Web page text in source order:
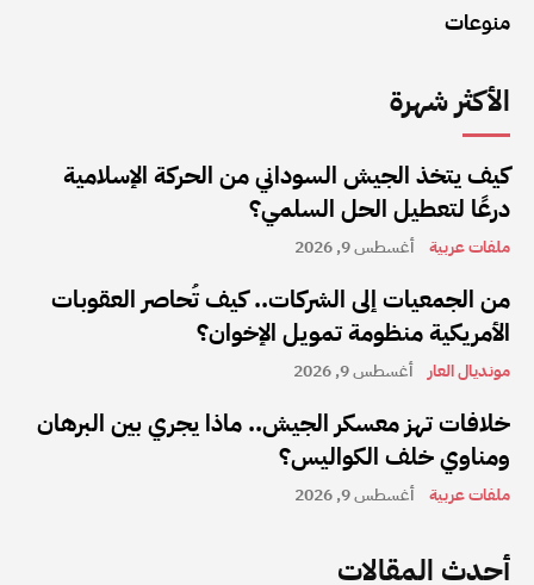
منوعات
الأكثر شهرة
كيف يتخذ الجيش السوداني من الحركة الإسلامية
درعًا لتعطيل الحل السلمي؟
ملفات عربية أغسطس 9, 2026
من الجمعيات إلى الشركات.. كيف تُحاصر العقوبات
الأمريكية منظومة تمويل الإخوان؟
مونديال العار أغسطس 9, 2026
خلافات تهز معسكر الجيش.. ماذا يجري بين البرهان
ومناوي خلف الكواليس؟
ملفات عربية أغسطس 9, 2026
أحدث المقالات